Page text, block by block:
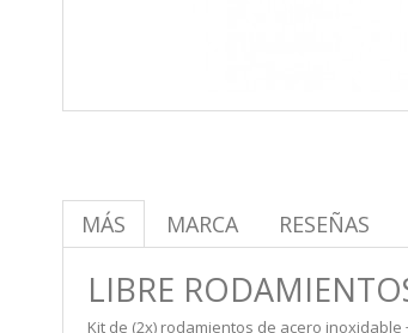
MÁS MARCA RESEÑAS
LIBRE
Kit de (2x) rodamientos de acero inoxidable